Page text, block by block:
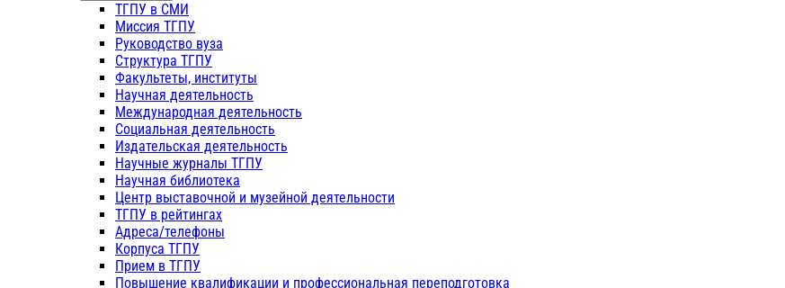
ТГПУ в СМИ
Миссия ТГПУ
Руководство вуза
Структура ТГПУ
Факультеты, институты
Научная деятельность
Международная деятельность
Социальная деятельность
Издательская деятельность
Научные журналы ТГПУ
Научная библиотека
Центр выставочной и музейной деятельности
ТГПУ в рейтингах
Адреса/телефоны
Корпуса ТГПУ
Прием в ТГПУ
Повышение квалификации и профессиональная переподготовка